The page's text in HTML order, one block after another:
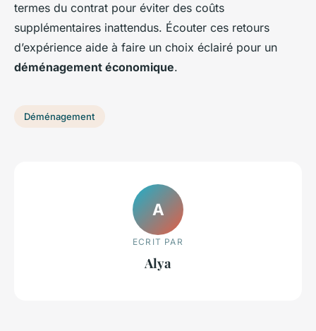
termes du contrat pour éviter des coûts
supplémentaires inattendus. Écouter ces retours
d’expérience aide à faire un choix éclairé pour un
déménagement économique.
Déménagement
A
ECRIT PAR
Alya